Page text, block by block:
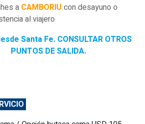
a CAMBORIU con desayuno o
al viajero
Santa Fe. CONSULTAR OTROS
PUNTOS DE SALIDA.